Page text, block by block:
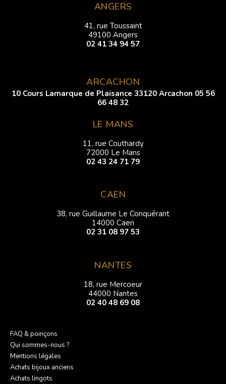
ANGERS
41, rue Toussaint
49100 Angers
02 41 34 94 57
ARCACHON
10 Cours Lamarque de Plaisance 33120 Arcachon 05 56
66 48 32
LE MANS
11, rue Couthardy
72000 Le Mans
02 43 24 71 79
CAEN
38, rue Guillaume Le Conquérant
14000 Caen
02 31 08 97 53
NANTES
18, rue Mercoeur
44000 Nantes
02 40 48 69 08
FAQ & poinçons
Qui sommes-nous ?
Mentions légales
Achats bijoux anciens
Achats lingots